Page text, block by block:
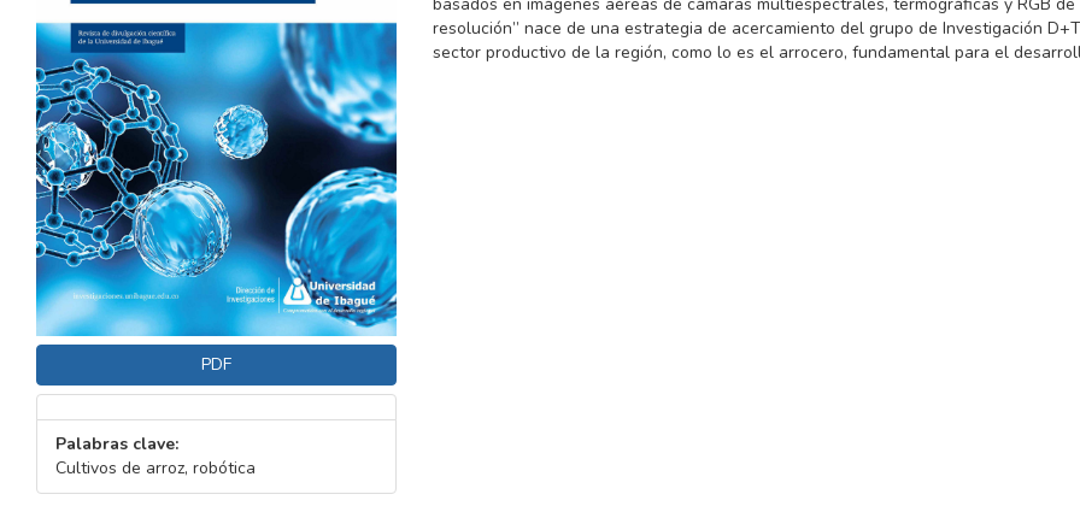
PDF
Palabras clave:
Cultivos de arroz, robótica
resolución” nace de una estrategia de acercamiento del grupo de Investigación
sector productivo de la región, como lo es el arrocero, fundamental para el